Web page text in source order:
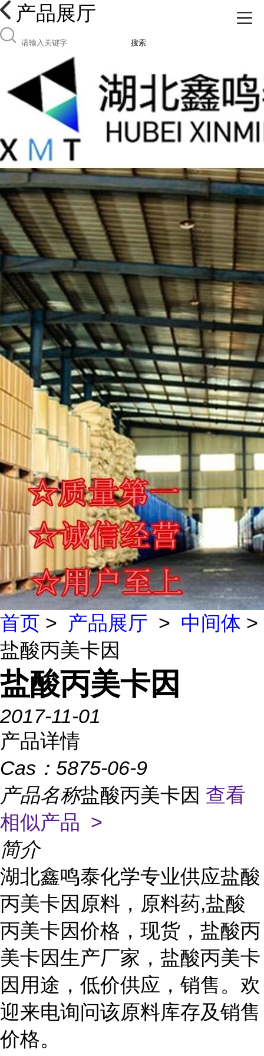
产品展厅
搜索
首页 > 产品展厅 > 中间体 >
盐酸丙美卡因
盐酸丙美卡因
2017-11-01
产品详情
Cas： 5875-06-9
产品名称盐酸丙美卡因 查看
相似产品 >
简介
湖北鑫鸣泰化学专业供应盐酸
丙美卡因原料，原料药,盐酸
丙美卡因价格，现货，盐酸丙
美卡因生产厂家，盐酸丙美卡
因用途，低价供应，销售。欢
迎来电询问该原料库存及销售
价格。